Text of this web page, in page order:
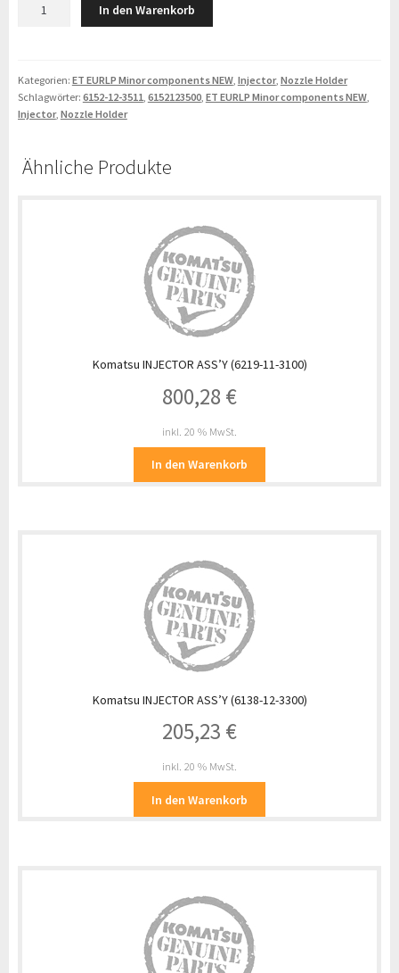
12-
3500)
Menge
In den Warenkorb
Kategorien: ET EURLP Minor components NEW, Injector, Nozzle Holder
Schlagwörter: 6152-12-3511, 6152123500, ET EURLP Minor components NEW,
Injector, Nozzle Holder
Ähnliche Produkte
Komatsu INJECTOR ASS’Y (6219-11-3100)
800,28 €
inkl. 20 % MwSt.
In den Warenkorb
Komatsu INJECTOR ASS’Y (6138-12-3300)
205,23 €
inkl. 20 % MwSt.
In den Warenkorb